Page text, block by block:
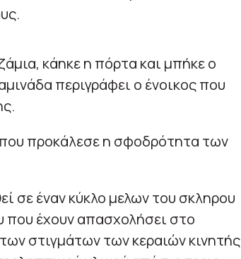
κάηκε η πόρτα και μπήκε ο
περιγράφει ο ένοικος που
που προκάλεσε η σφοδρότητα των
σε έναν κύκλο μελων του σκληρου
που έχουν απασχολήσει στο
στιγμάτων των κεραιών κινητής